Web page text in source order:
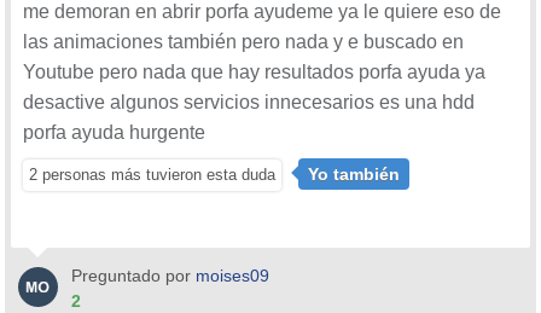
me demoran en abrir porfa ayudeme ya le quiere eso de
las animaciones también pero nada y e buscado en
Youtube pero nada que hay resultados porfa ayuda ya
desactive algunos servicios innecesarios es una hdd
porfa ayuda hurgente
2 personas más tuvieron esta duda Yo también
Preguntado por moises09
2